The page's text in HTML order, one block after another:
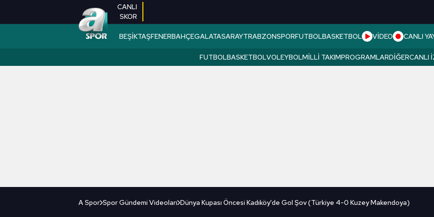
CANLI
SKOR
BEŞİKTAŞFENERBAHÇEGALATASARAYTRABZONSPORFUTBOLBASKETBOL VİDEO CANLI
FUTBOLBASKETBOLVOLEYBOLMILLI TAKIMPROGRAMLARDIĞERCANLI
A Spor Spor Gündemi Videoları Dünya Kupası Öncesi Kadıköy'de Gol Şov (Türkiye 4-0 Kuzey Makendoya)